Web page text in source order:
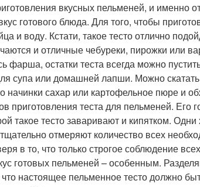
вкусных пельменей, и именно
готового блюда. Для того, чтобы
и воду. Кстати, такое тесто отлично
и отличные чебуреки, пирожки или
фарша, остатки теста всегда можно
супа или домашней лапши. Можно
начинки сахар или картофельное пюре и
приготовления теста для пельменей. Его
такое тесто заваривают и кипятком.
отмеряют количество всех
в то, что только строгое соблюдение
готовых пельменей – особенным.
настоящее пельменное тесто должно